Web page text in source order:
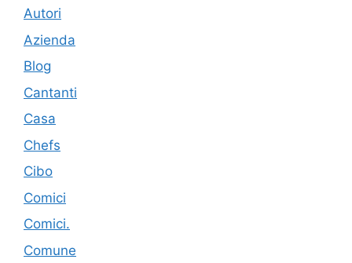
Autori
Azienda
Blog
Cantanti
Casa
Chefs
Cibo
Comici
Comici.
Comune